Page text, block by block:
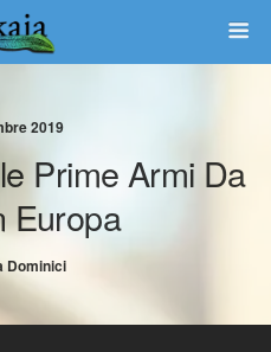
2019
Prime Armi Da
Europa
Dominici